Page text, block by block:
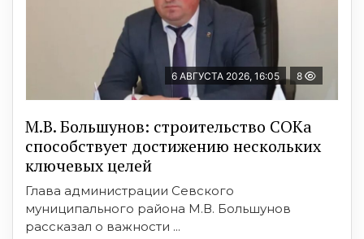
6 АВГУСТА 2026, 16:05 8
М.В. Большунов: строительство СОКа
способствует достижению нескольких
ключевых целей
Глава администрации Севского
муниципального района М.В. Большунов
рассказал о важности ...